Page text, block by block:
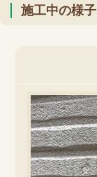
施工中の様子